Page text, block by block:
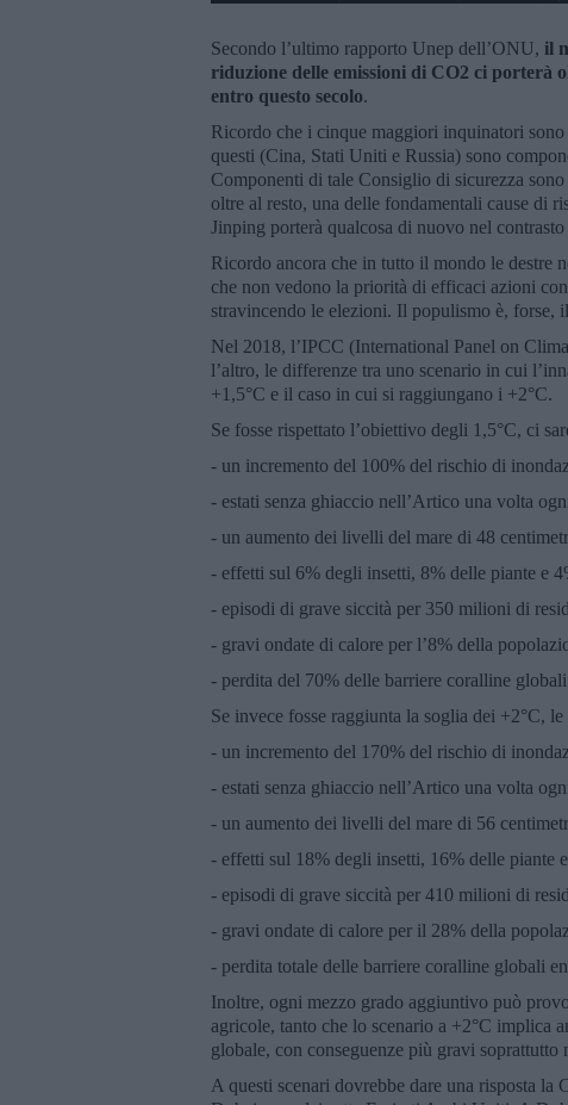
Secondo l’ultimo rapporto Unep dell’ONU, il
riduzione delle emissioni di CO2 ci porterà
entro questo secolo.
Ricordo che i cinque maggiori inquinatori
questi (Cina, Stati Uniti e Russia) sono
Componenti di tale Consiglio di sicurezza
oltre al resto, una delle fondamentali cause di
Jinping porterà qualcosa di nuovo nel
Ricordo ancora che in tutto il mondo le destre
che non vedono la priorità di efficaci azioni
stravincendo le elezioni. Il populismo è, forse,
Nel 2018, l’IPCC (International Panel on
l’altro, le differenze tra uno scenario in cui
+1,5°C e il caso in cui si raggiungano i +2°C.
Se fosse rispettato l’obiettivo degli 1,5°C, ci
- un incremento del 100% del rischio di
- estati senza ghiaccio nell’Artico una volta
- un aumento dei livelli del mare di 48
- effetti sul 6% degli insetti, 8% delle piante e
- episodi di grave siccità per 350 milioni di
- gravi ondate di calore per l’8% della
- perdita del 70% delle barriere coralline
Se invece fosse raggiunta la soglia dei +2°C,
- un incremento del 170% del rischio di
- estati senza ghiaccio nell’Artico una volta
- un aumento dei livelli del mare di 56
- effetti sul 18% degli insetti, 16% delle piante
- episodi di grave siccità per 410 milioni di
- gravi ondate di calore per il 28% della
- perdita totale delle barriere coralline globali
Inoltre, ogni mezzo grado aggiuntivo può
agricole, tanto che lo scenario a +2°C implica
globale, con conseguenze più gravi soprattutto
A questi scenari dovrebbe dare una risposta